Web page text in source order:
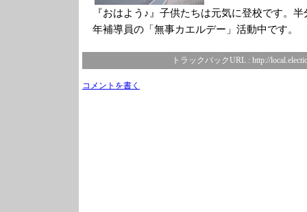
『おはよう♪』子供たちは元気に登校です。
年補導員の「無事カエルデー」活動中です。
トラックバックURL : http://
コメントを書く